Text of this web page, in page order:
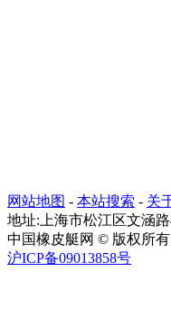
网站地图 - 本站搜索 - 关
地址:上海市松江区文涵路
中国橡皮艇网 © 版权所
沪ICP备09013858号